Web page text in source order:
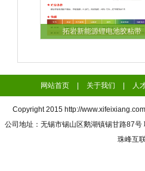
拓岩新能源锂电池胶粘带
网站首页 关于我们 人
Copyright 2015 http://www.xifeixiang.com
公司地址：无锡市锡山区鹅湖镇锡甘路87
珠峰互